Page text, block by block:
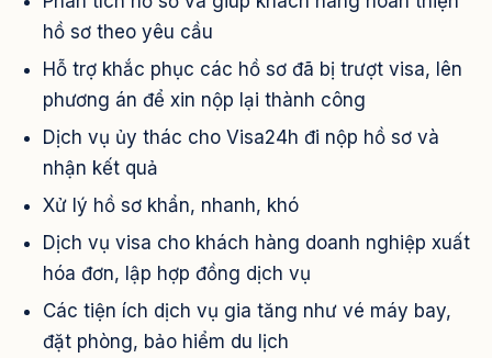
hồ sơ theo yêu cầu
Hỗ trợ khắc phục các hồ sơ đã bị trượt visa, lên
phương án để xin nộp lại thành công
Dịch vụ ủy thác cho Visa24h đi nộp hồ sơ và
nhận kết quả
Xử lý hồ sơ khẩn, nhanh, khó
Dịch vụ visa cho khách hàng doanh nghiệp xuất
hóa đơn, lập hợp đồng dịch vụ
Các tiện ích dịch vụ gia tăng như vé máy bay,
đặt phòng, bảo hiểm du lịch